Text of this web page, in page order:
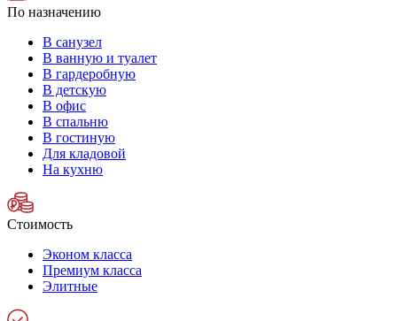
По назначению
В санузел
В ванную и туалет
В гардеробную
В детскую
В офис
В спальню
В гостиную
Для кладовой
На кухню
Стоимость
Эконом класса
Премиум класса
Элитные